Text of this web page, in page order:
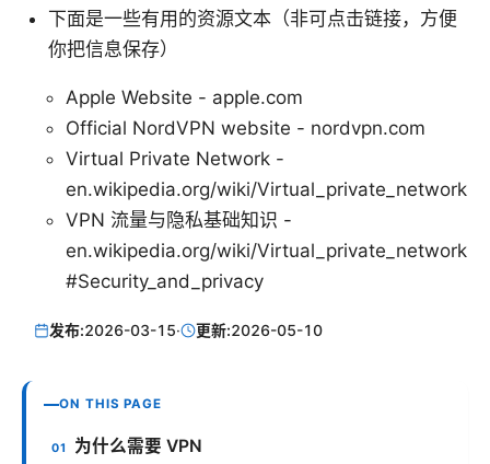
下面是一些有用的资源文本（非可点击链接，方便
你把信息保存）
Apple Website - apple.com
Official NordVPN website - nordvpn.com
Virtual Private Network -
en.wikipedia.org/wiki/Virtual_private_network
VPN 流量与隐私基础知识 -
en.wikipedia.org/wiki/Virtual_private_network
#Security_and_privacy
发布:2026-03-15· 更新:2026-05-10
ON THIS PAGE
为什么需要 VPN